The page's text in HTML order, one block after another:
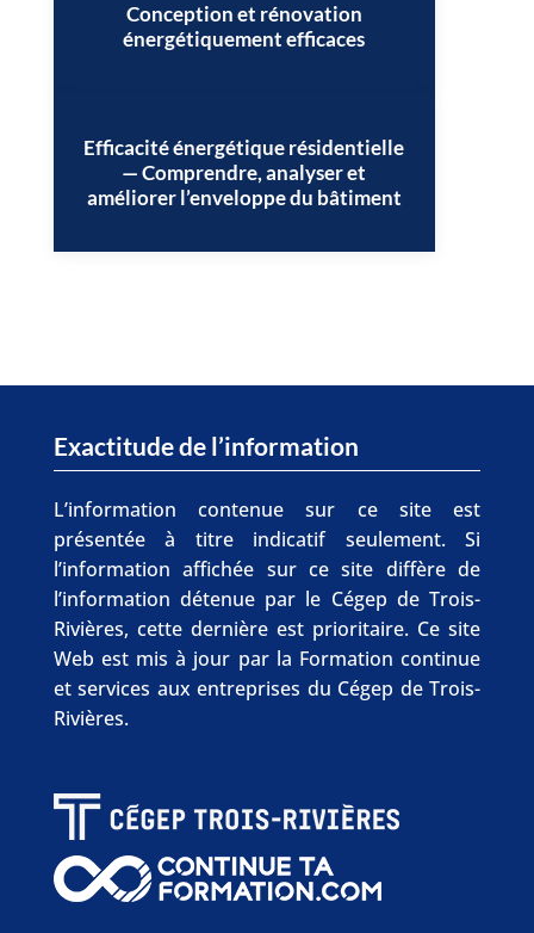
Conception et rénovation
énergétiquement efficaces
Efficacité énergétique résidentielle
— Comprendre, analyser et
améliorer l’enveloppe du bâtiment
Exactitude de l’information
L’information contenue sur ce site est
présentée à titre indicatif seulement. Si
l’information affichée sur ce site diffère de
l’information détenue par le Cégep de Trois-
Rivières, cette dernière est prioritaire. Ce site
Web est mis à jour par la Formation continue
et services aux entreprises du Cégep de Trois-
Rivières.